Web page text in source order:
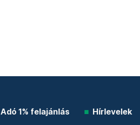
Adó 1% felajánlás Hírlevelek